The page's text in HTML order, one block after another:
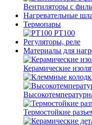
Вентиляторы с
Нагревательные
Термопары
PT100
Регуляторы, реле
Материалы для
Керамические
Термостойкие